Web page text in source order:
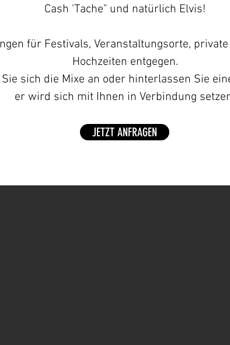
Cash 'Tache" und natürlich Elvis!
für Festivals, Veranstaltungsorte,
Hochzeiten entgegen.
sich die Mixe an oder hinterlassen Sie
er wird sich mit Ihnen in Verbindung
JETZT ANFRAGEN